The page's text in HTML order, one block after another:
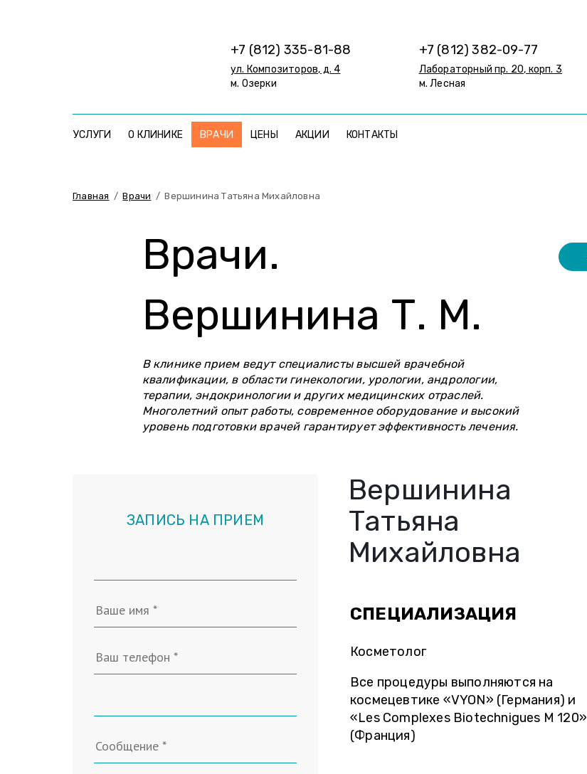
+7 (812) 335-81-88
ул. Композиторов, д. 4
м. Озерки
+7 (812) 382-09-77
Лабораторный пр. 20, корп. 3
м. Лесная
УСЛУГИ О КЛИНИКЕ ВРАЧИ ЦЕНЫ АКЦИИ КОНТАКТЫ
Главная /Врачи /Вершинина Татьяна Михайловна
Врачи.
Вершинина Т. М.
В клинике прием ведут специалисты высшей врачебной
квалификации, в области гинекологии, урологии, андрологии,
терапии, эндокринологии и других медицинских отраслей.
Многолетний опыт работы, современное оборудование и высокий
уровень подготовки врачей гарантирует эффективность лечения.
ЗАПИСЬ НА ПРИЕМ
Вершинина
Татьяна
Михайловна
СПЕЦИАЛИЗАЦИЯ
Косметолог
Все процедуры выполняются на
космецевтике «VYON» (Германия) и
«Les Complexes Biotechnigues M 120»
(Франция)